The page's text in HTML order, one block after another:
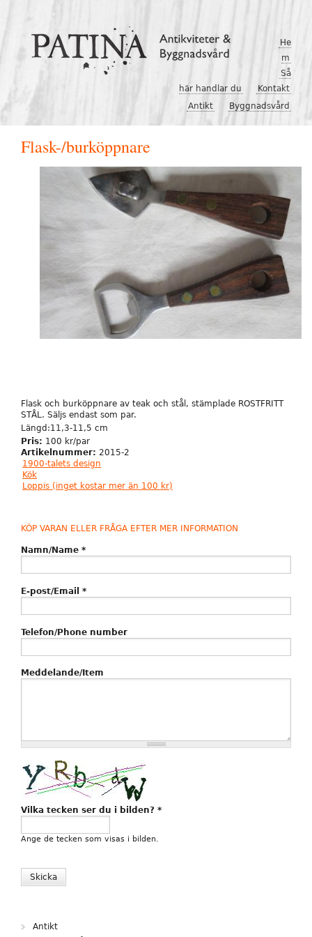
He
m
Så
här handlar du
Kontakt
Antikt
Byggnadsvård
Flask-/burköppnare
Flask och burköppnare av teak och stål, stämplade ROSTFRITT
STÅL. Säljs endast som par.
Längd:11,3-11,5 cm
Pris: 100 kr/par
Artikelnummer: 2015-2
1900-talets design
Kök
Loppis (inget kostar mer än 100 kr)
KÖP VARAN ELLER FRÅGA EFTER MER INFORMATION
Namn/Name *
E-post/Email *
Telefon/Phone number
Meddelande/Item
Vilka tecken ser du i bilden? *
Ange de tecken som visas i bilden.
Antikt